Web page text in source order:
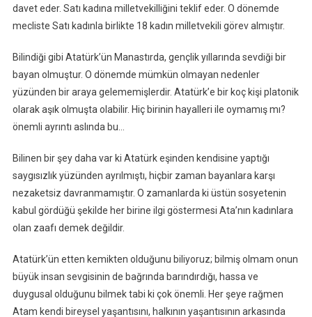
davet eder. Satı kadına milletvekilliğini teklif eder. O dönemde
mecliste Satı kadınla birlikte 18 kadın milletvekili görev almıştır.
Bilindiği gibi Atatürk’ün Manastırda, gençlik yıllarında sevdiği bir
bayan olmuştur. O dönemde mümkün olmayan nedenler
yüzünden bir araya gelememişlerdir. Atatürk’e bir koç kişi platonik
olarak aşık olmuşta olabilir. Hiç birinin hayalleri ile oymamış mı?
önemli ayrıntı aslında bu…
Bilinen bir şey daha var ki Atatürk eşinden kendisine yaptığı
saygısızlık yüzünden ayrılmıştı, hiçbir zaman bayanlara karşı
nezaketsiz davranmamıştır. O zamanlarda ki üstün sosyetenin
kabul gördüğü şekilde her birine ilgi göstermesi Ata’nın kadınlara
olan zaafı demek değildir.
Atatürk’ün etten kemikten olduğunu biliyoruz; bilmiş olmam onun
büyük insan sevgisinin de bağrında barındırdığı, hassa ve
duygusal olduğunu bilmek tabi ki çok önemli. Her şeye rağmen
Atam kendi bireysel yaşantısını, halkının yaşantısının arkasında